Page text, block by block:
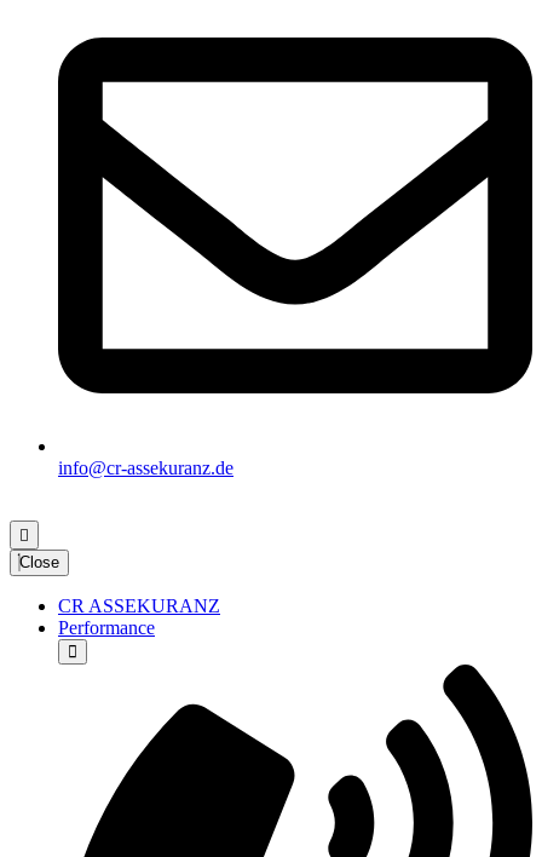
info@cr-assekuranz.de
Close
CR ASSEKURANZ
Performance